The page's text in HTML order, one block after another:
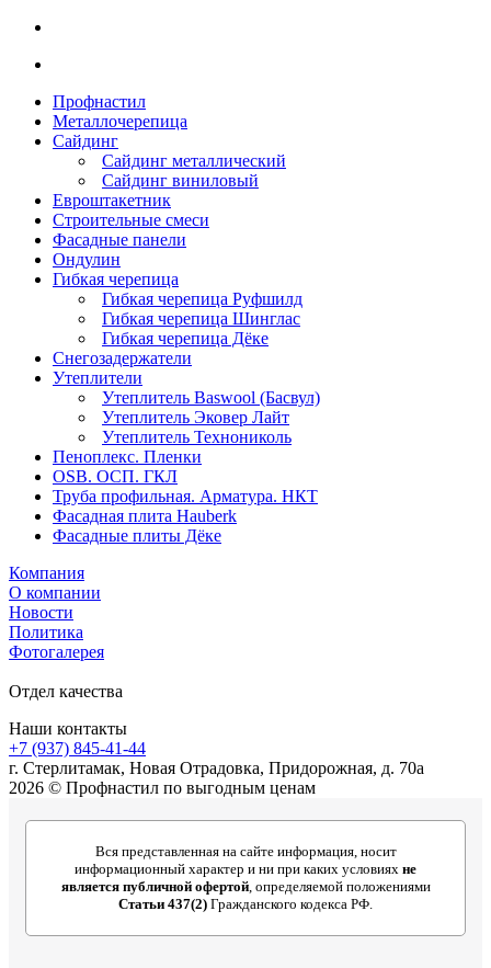
Профнастил
Металлочерепица
Сайдинг
Сайдинг металлический
Сайдинг виниловый
Евроштакетник
Строительные смеси
Фасадные панели
Ондулин
Гибкая черепица
Гибкая черепица Руфшилд
Гибкая черепица Шинглас
Гибкая черепица Дёке
Снегозадержатели
Утеплители
Утеплитель Baswool (Басвул)
Утеплитель Эковер Лайт
Утеплитель Технониколь
Пеноплекс. Пленки
OSB. ОСП. ГКЛ
Труба профильная. Арматура. НКТ
Фасадная плита Hauberk
Фасадные плиты Дёке
Компания
О компании
Новости
Политика
Фотогалерея
Отдел качества
Наши контакты
+7 (937) 845-41-44
г. Стерлитамак, Новая Отрадовка, Придорожная, д. 70а
2026 © Профнастил по выгодным ценам
Вся представленная на сайте информация, носит
информационный характер и ни при каких условиях не
является публичной офертой, определяемой положениями
Статьи 437(2) Гражданского кодекса РФ.